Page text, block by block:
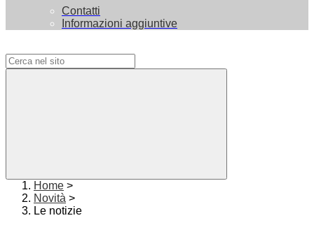
Contatti
Informazioni aggiuntive
Home >
Novità >
Le notizie